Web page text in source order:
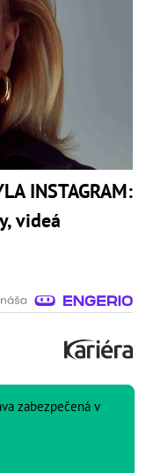
INSTAGRAM:
videá
zabezpečená v